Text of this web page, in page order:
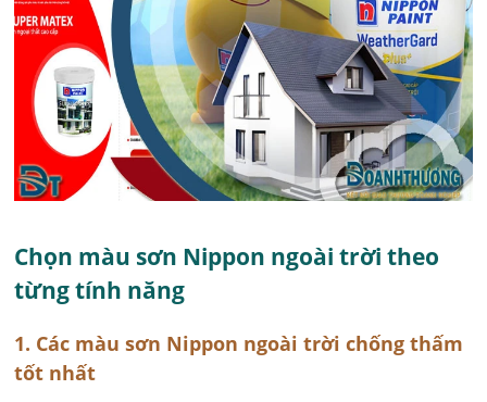
Chọn màu sơn Nippon ngoài trời theo
từng tính năng
1. Các màu sơn Nippon ngoài trời chống thấm
tốt nhất